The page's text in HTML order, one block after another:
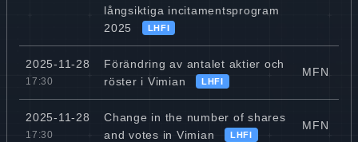
långsiktiga incitamentsprogram
2025
LHFI
2025-11-28
17:30
Förändring av antalet aktier och
röster i Vimian
LHFI
MFN
2025-11-28
17:30
Change in the number of shares
and votes in Vimian
LHFI
MFN